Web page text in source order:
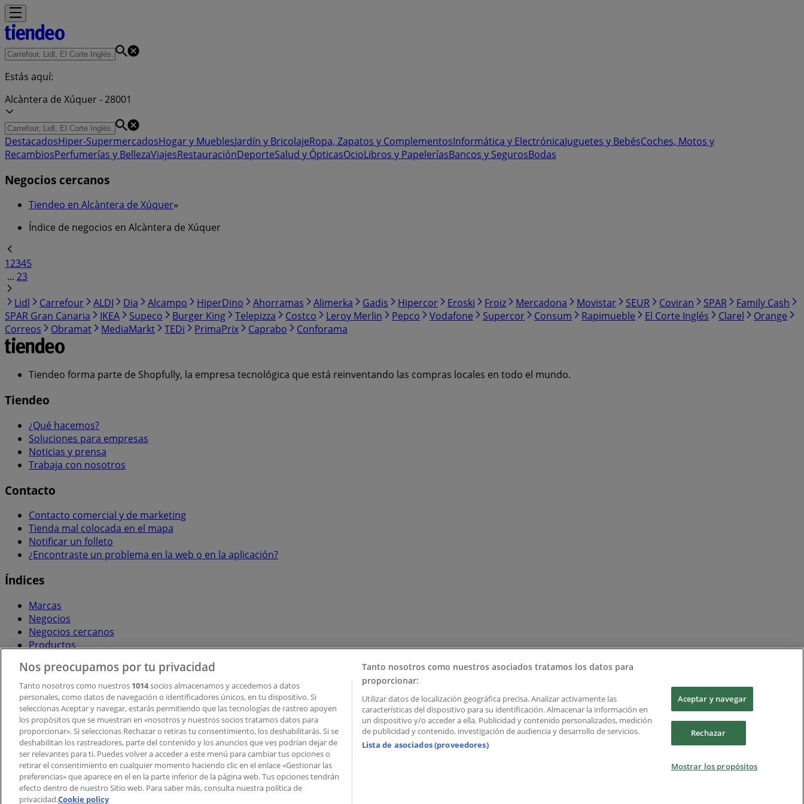
Estás aquí:
Alcàntera de Xúquer - 28001
DestacadosHiper-SupermercadosHogar y MueblesJardín y BricolajeRopa, Zapatos y ComplementosInformática y ElectrónicaJuguetes y BebésCoches, Motos y
RecambiosPerfumerías y BellezaViajesRestauraciónDeporteSalud y ÓpticasOcioLibros y PapeleríasBancos y SegurosBodas
Negocios cercanos
Tiendeo en Alcàntera de Xúquer»
Índice de negocios en Alcàntera de Xúquer
12345
... 23
Lidl
Carrefour ALDI Dia Alcampo HiperDino Ahorramas Alimerka Gadis Hipercor Eroski Froiz Mercadona Movistar SEUR Coviran SPAR
Family Cash
SPAR Gran Canaria
IKEA Supeco Burger King Telepizza Costco Leroy Merlin Pepco Vodafone Supercor Consum Rapimueble El Corte Inglés Clarel
Orange
Correos
Obramat MediaMarkt TEDi PrimaPrix Caprabo Conforama
Tiendeo forma parte de Shopfully, la empresa tecnológica que está reinventando las compras locales en todo el mundo.
Tiendeo
¿Qué hacemos?
Soluciones para empresas
Noticias y prensa
Trabaja con nosotros
Contacto
Contacto comercial y de marketing
Tienda mal colocada en el mapa
Notificar un folleto
¿Encontraste un problema en la web o en la aplicación?
Índices
Marcas
Negocios
Negocios cercanos
Productos
Descargar la APP Tiendeo
Copyright © Tiendeo ® 2026 · Shopfully Marketing S.L.U. – Palau de Mar – 08039 Barcelona, Spain
Términos y condicionesPolítica de privacidad
Nos preocupamos por tu privacidad
Tanto nosotros como nuestros 1014socios almacenamos y accedemos a datos
personales, como datos de navegación o identificadores únicos, en tu dispositivo. Si
seleccionas Aceptar y navegar, estarás permitiendo que las tecnologías de rastreo apoyen
los propósitos que se muestran en «nosotros y nuestros socios tratamos datos para
proporcionar». Si seleccionas Rechazar o retiras tu consentimiento, los deshabilitarás. Si se
deshabilitan los rastreadores, parte del contenido y los anuncios que ves podrían dejar de
ser relevantes para ti. Puedes volver a acceder a este menú para cambiar tus opciones o
retirar el consentimiento en cualquier momento haciendo clic en el enlace «Gestionar las
preferencias» que aparece en el en la parte inferior de la página web. Tus opciones tendrán
efecto dentro de nuestro Sitio web. Para saber más, consulta nuestra política de
privacidad.Cookie policy
Tanto nosotros como nuestros asociados tratamos los datos para
proporcionar:
Utilizar datos de localización geográfica precisa. Analizar activamente las
características del dispositivo para su identificación. Almacenar la información en
un dispositivo y/o acceder a ella. Publicidad y contenido personalizados, medición
de publicidad y contenido, investigación de audiencia y desarrollo de servicios.
Lista de asociados (proveedores)
Aceptar y navegar
Rechazar
Mostrar los propósitos